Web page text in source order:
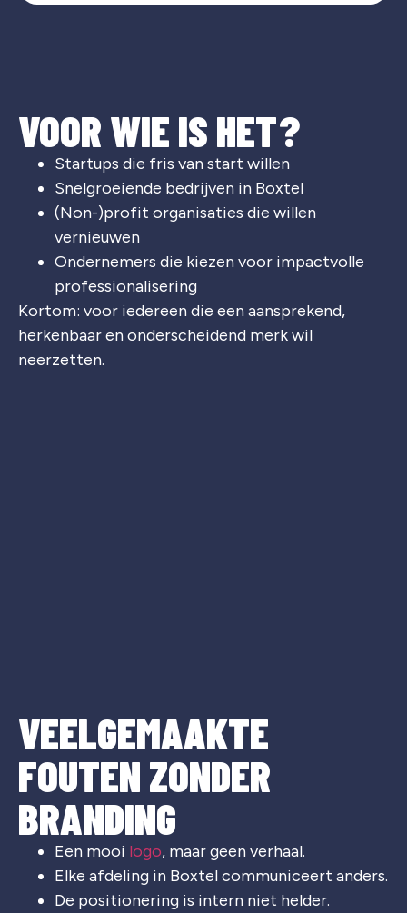
VOOR WIE IS HET?
Startups die fris van start willen
Snelgroeiende bedrijven in Boxtel
(Non-)profit organisaties die willen
vernieuwen
Ondernemers die kiezen voor impactvolle
professionalisering
Kortom: voor iedereen die een aansprekend,
herkenbaar en onderscheidend merk wil
neerzetten.
VEELGEMAAKTE
FOUTEN ZONDER
BRANDING
Een mooi logo, maar geen verhaal.
Elke afdeling in Boxtel communiceert anders.
De positionering is intern niet helder.